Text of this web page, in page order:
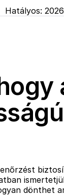
Hatályos:
dönthet